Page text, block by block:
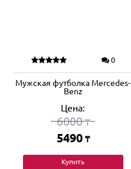
0
Мужская футболка Mercedes-
Benz
Цена:
6000₸
5490 ₸
Купить